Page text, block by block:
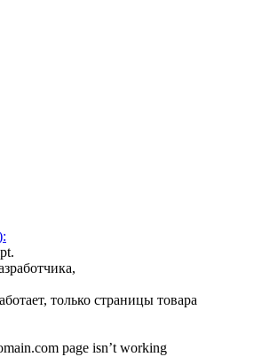
только страницы товара
page isn’t working